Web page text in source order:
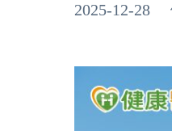
2025-12-28